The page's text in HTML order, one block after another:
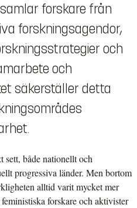
forskare från
forskningsagendor,
och
och
säkerställer detta
sett, både nationellt och
progressiva länder. Men bortom
alltid varit mycket mer
forskare och aktivister